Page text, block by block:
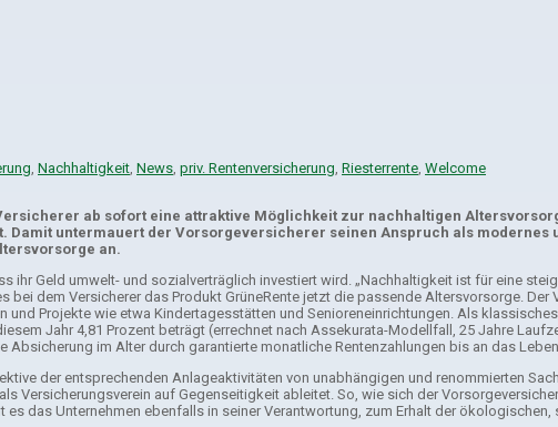
Nachhaltigkeit News priv. Rentenversicherung Riesterrente Welcome
ab sofort eine attraktive Möglichkeit zur nachhaltigen
untermauert der Vorsorgeversicherer seinen Anspruch als modernes
an.
ihr Geld umwelt- und sozialverträglich investiert wird. „Nachhaltigkeit ist für eine
dem Versicherer das Produkt GrüneRente jetzt die passende Altersvorsorge.
Projekte wie etwa Kindertagesstätten und Senioreneinrichtungen. Als
Jahr 4,81 Prozent beträgt (errechnet nach Assekurata-Modellfall, 25 Jahre
im Alter durch garantierte monatliche Rentenzahlungen bis an das
der entsprechenden Anlageaktivitäten von unabhängigen und renommierten
Versicherungsverein auf Gegenseitigkeit ableitet. So, wie sich der
das Unternehmen ebenfalls in seiner Verantwortung, zum Erhalt der